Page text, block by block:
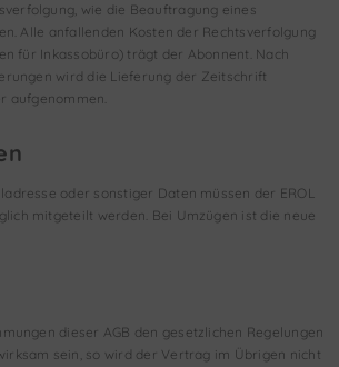
wie die Beauftragung eines
Alle anfallenden Kosten der Rechtsverfolgung
für Inkassobüro) trägt der Abonnent. Nach
wird die Lieferung der Zeitschrift
aufgenommen.
oder sonstiger Daten müssen der EROL
mitgeteilt werden. Bei Umzügen ist die neue
dieser AGB den gesetzlichen Regelungen
sein, so wird der Vertrag im Übrigen nicht